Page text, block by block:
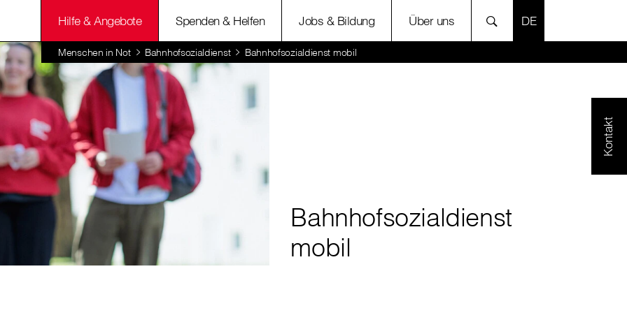
Hilfe & Angebote Spenden & Helfen Jobs & Bildung Über uns SPRACHE
Menschen in Not Bahnhofsozialdienst Bahnhofsozialdienst mobil
Kontakt
Bahnhofsozialdienst
mobil